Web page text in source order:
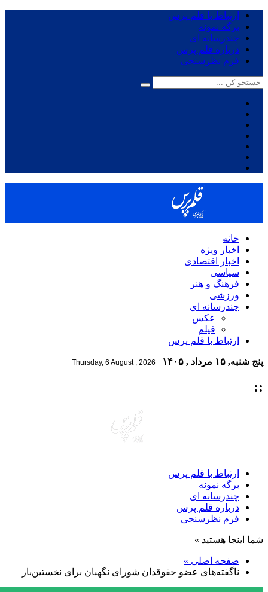
ارتباط با قلم پرس
برگه نمونه
چندرسانه ای
درباره قلم پرس
فرم نظرسنجی
خانه
اخبار ویژه
اخبار اقتصادی
سیاسی
فرهنگ و هنر
ورزشی
چندرسانه ای
عکس
فیلم
ارتباط با قلم پرس
پنج شنبه, ۱۵ مرداد , ۱۴۰۵ |
Thursday, 6 August , 2026
::
ارتباط با قلم پرس
برگه نمونه
چندرسانه ای
درباره قلم پرس
فرم نظرسنجی
شما اینجا هستید »
صفحه اصلی »
ناگفته‌های عضو حقوقدان شورای نگهبان برای نخستین‌بار